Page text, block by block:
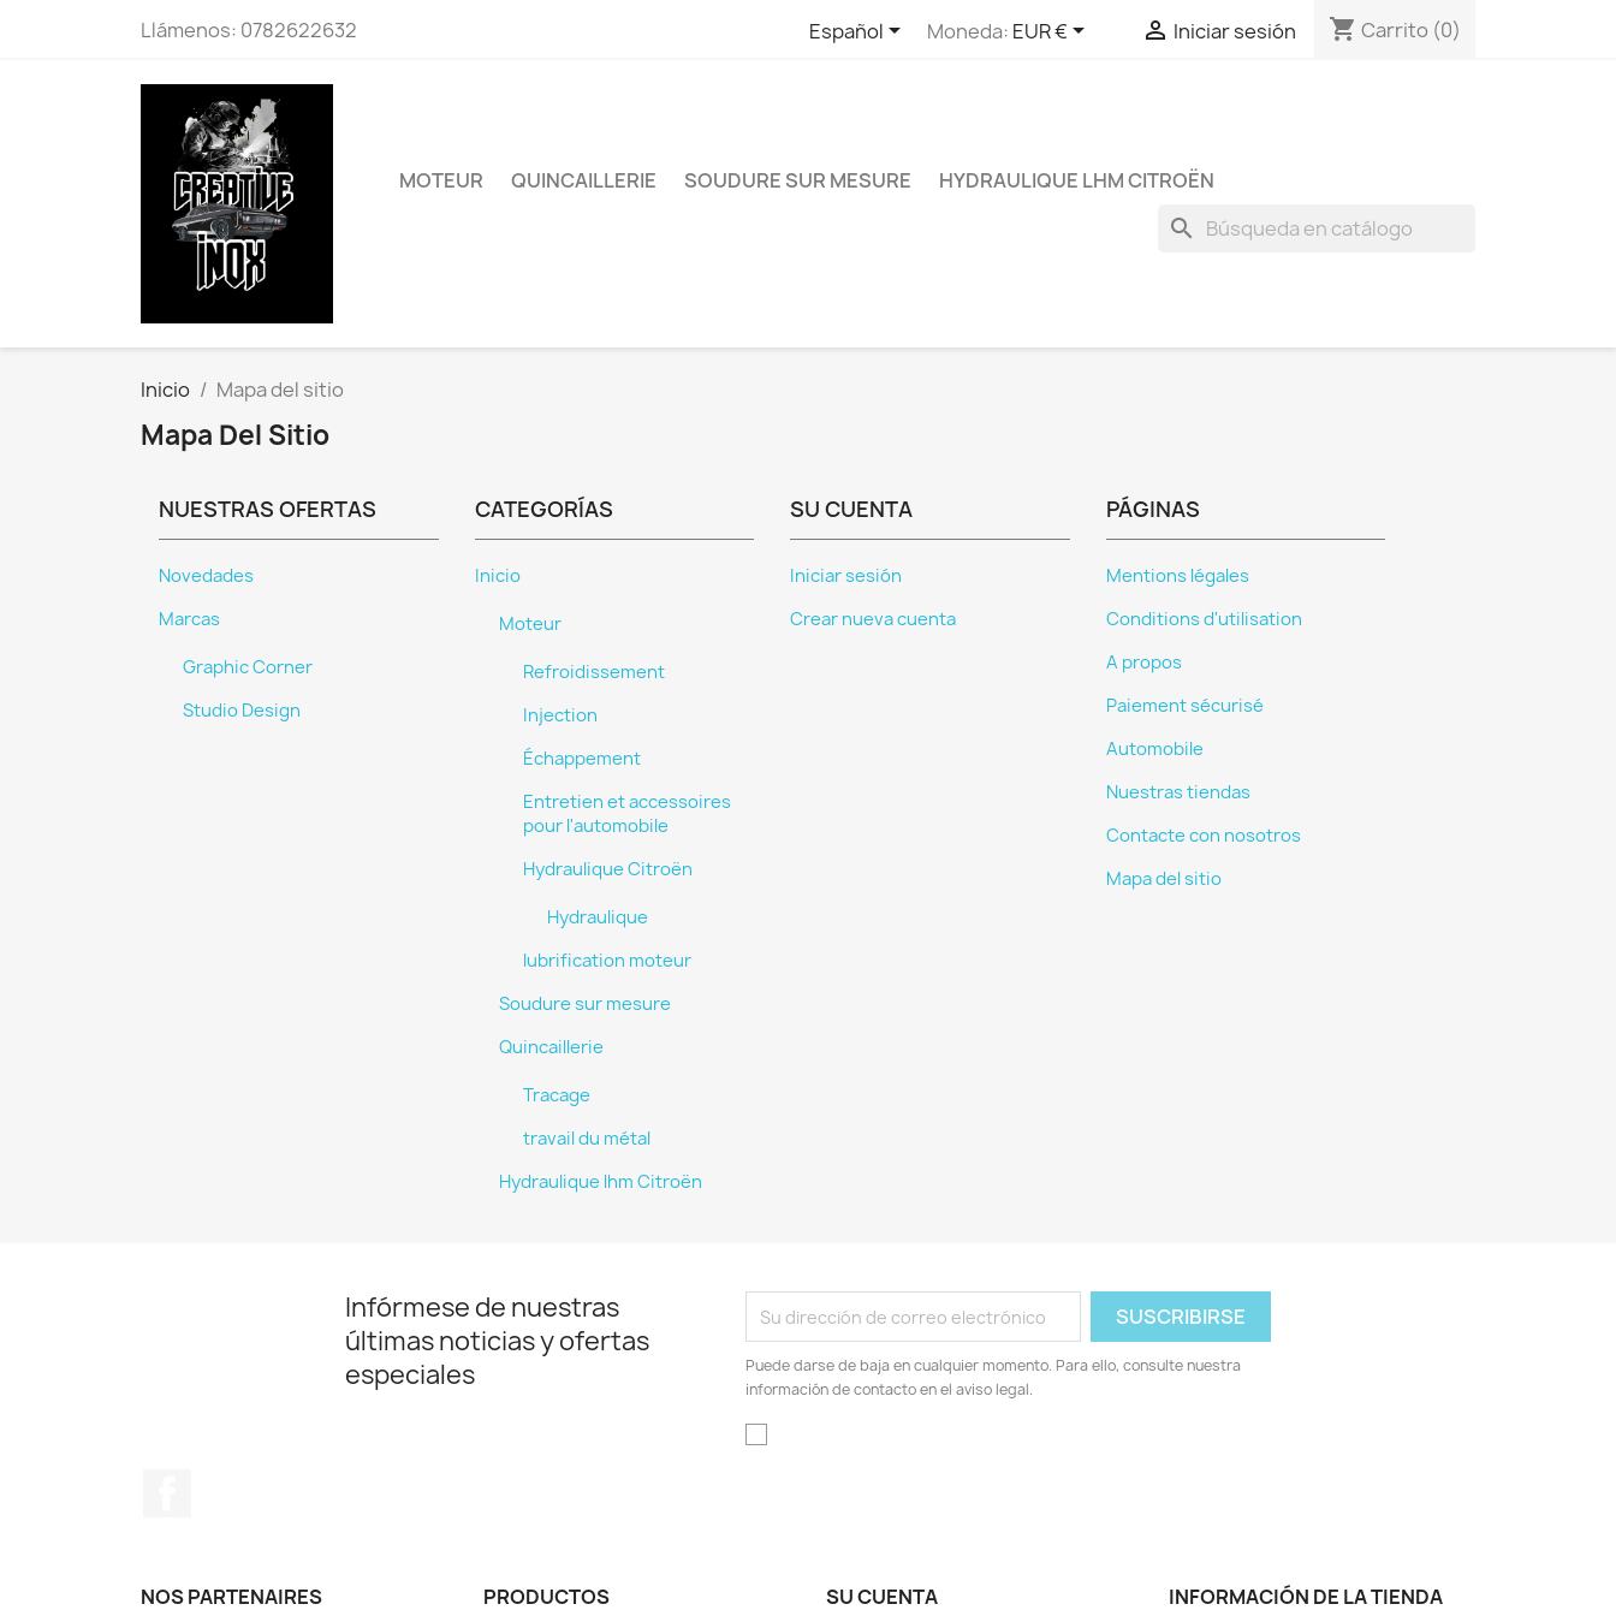
Llámenos: 0782622632 Español Moneda: EUR €  Iniciar sesión shopping_cart Carrito (0)
MOTEUR QUINCAILLERIE SOUDURE SUR MESURE HYDRAULIQUE LHM CITROËN
search
Inicio Mapa del sitio
Mapa Del Sitio
NUESTRAS OFERTAS
Novedades
Marcas
Graphic Corner
Studio Design
CATEGORÍAS
Inicio
Moteur
Refroidissement
Injection
Échappement
Entretien et accessoires
pour l'automobile
Hydraulique Citroën
Hydraulique
lubrification moteur
Soudure sur mesure
Quincaillerie
Tracage
travail du métal
Hydraulique lhm Citroën
SU CUENTA
Iniciar sesión
Crear nueva cuenta
PÁGINAS
Mentions légales
Conditions d'utilisation
A propos
Paiement sécurisé
Automobile
Nuestras tiendas
Contacte con nosotros
Mapa del sitio
Infórmese de nuestras
últimas noticias y ofertas
especiales
Puede darse de baja en cualquier momento. Para ello, consulte nuestra
información de contacto en el aviso legal.
NOS PARTENAIRES PRODUCTOS SU CUENTA INFORMACIÓN DE LA TIENDA